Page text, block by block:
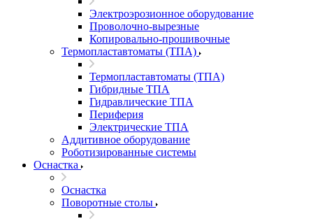
Электроэрозионное оборудование
Проволочно-вырезные
Копировально-прошивочные
Термопластавтоматы (ТПА)
Термопластавтоматы (ТПА)
Гибридные ТПА
Гидравлические ТПА
Периферия
Электрические ТПА
Аддитивное оборудование
Роботизированные системы
Оснастка
Оснастка
Поворотные столы